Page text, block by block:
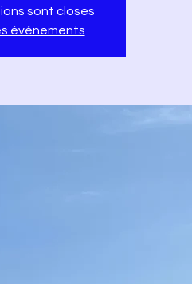
sont closes
événements